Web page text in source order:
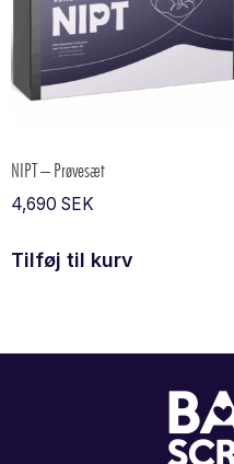
NIPT – Prøvesæt
4,690 SEK
Tilføj til kurv